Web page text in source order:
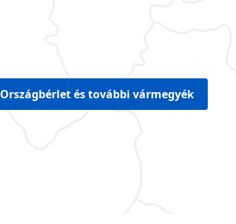
Országbérlet és további vármegyék